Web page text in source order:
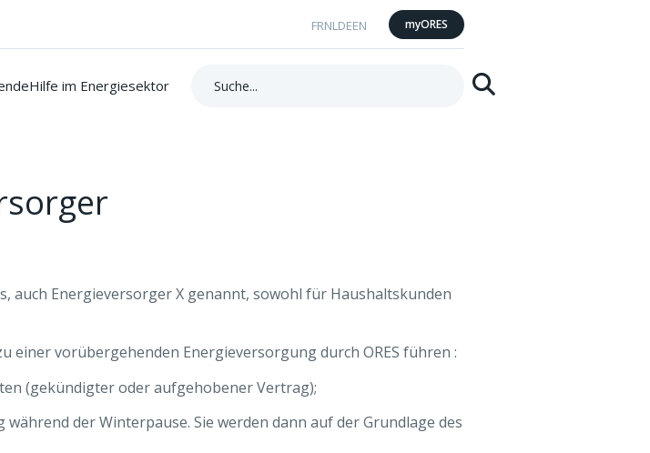
Hilfe im Energiesektor Suchen
FRNL DEEN myORES
auch Energieversorger X genannt, sowohl für Haushaltskunden
vorübergehenden Energieversorgung durch ORES führen :
(gekündigter oder aufgehobener Vertrag);
der Winterpause. Sie werden dann auf der Grundlage des